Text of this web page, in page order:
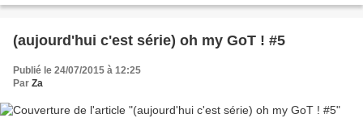
(aujourd'hui c'est série) oh my GoT ! #5
Publié le 24/07/2015 à 12:25
Par Za